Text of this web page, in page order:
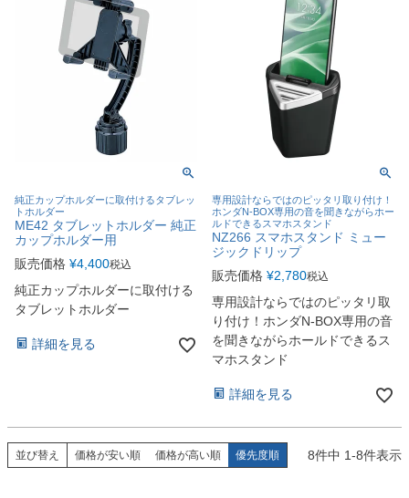
純正カップホルダーに取付けるタブレッ
トホルダー
ME42 タブレットホルダー 純正
カップホルダー用
販売価格 ¥4,400税込
純正カップホルダーに取付ける
タブレットホルダー
詳細を見る
専用設計ならではのピッタリ取り付け！
ホンダN-BOX専用の音を聞きながらホー
ルドできるスマホスタンド
NZ266 スマホスタンド ミュー
ジックドリップ
販売価格 ¥2,780税込
専用設計ならではのピッタリ取
り付け！ホンダN-BOX専用の音
を聞きながらホールドできるス
マホスタンド
詳細を見る
並び替え 価格が安い順 価格が高い順 優先度順 8件中 1-8件表示